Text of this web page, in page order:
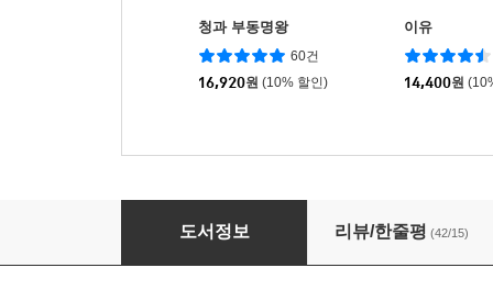
청과 부동명왕
60건
16,920원 (10% 할인)
이유
14,400원
외딴집 (상)
도서정보 리뷰/한줄평 (42/15)